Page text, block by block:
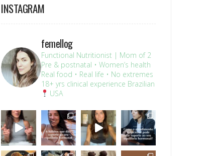
INSTAGRAM
femellog
Functional Nutritionist | Mom of 2
Pre & postnatal • Women’s health
Real food • Real life • No extremes
18+ yrs clinical experience Brazilian
USA